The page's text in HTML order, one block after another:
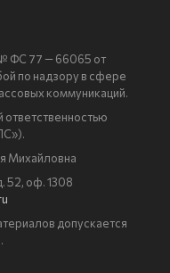
ФС 77 — 66065 от
по надзору в сфере
коммуникаций.
Михайловна
52, оф. 1308
допускается